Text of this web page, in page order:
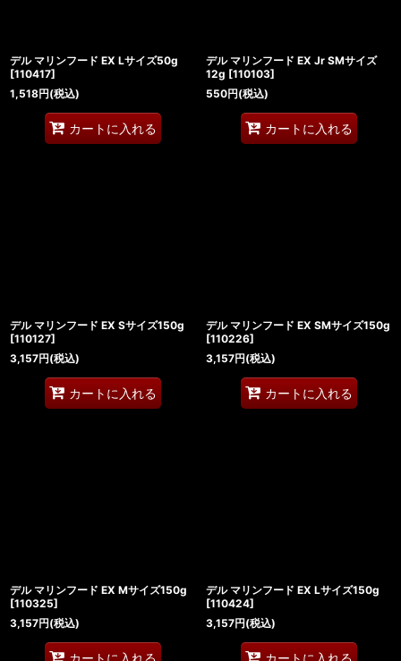
デル マリンフード EX Lサイズ50g
[110417]
1,518円(税込)
カートに入れる
デル マリンフード EX Jr SMサイズ
12g [110103]
550円(税込)
カートに入れる
デル マリンフード EX Sサイズ150g
[110127]
3,157円(税込)
カートに入れる
デル マリンフード EX SMサイズ150g
[110226]
3,157円(税込)
カートに入れる
デル マリンフード EX Mサイズ150g
[110325]
3,157円(税込)
カートに入れる
デル マリンフード EX Lサイズ150g
[110424]
3,157円(税込)
カートに入れる